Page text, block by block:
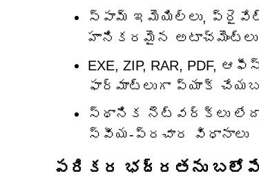
స్పామ్ ఇమెయిల్‌లు,
హానికరమైన అటాచ్‌మెంట్‌లు
EXE, ZIP, RAR, PDF,
ఫార్మాట్‌లుగా ప్యాక్
స్థానిక నెట్‌వర్క్‌లు లేదా
స్వీయ-ప్రచార విధానాలు
పరికర భద్రతను